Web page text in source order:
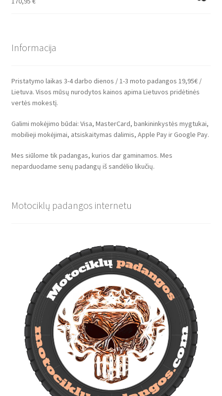
Informacija
Pristatymo laikas 3-4 darbo dienos / 1-3 moto padangos 19,95€ /
Lietuva. Visos mūsų nurodytos kainos apima Lietuvos pridėtinės
vertės mokestį.
Galimi mokėjimo būdai: Visa, MasterCard, bankininkystės mygtukai,
mobilieji mokėjimai, atsiskaitymas dalimis, Apple Pay ir Google Pay.
Mes siūlome tik padangas, kurios dar gaminamos. Mes
neparduodame senų padangų iš sandėlio likučių.
Motociklų padangos internetu